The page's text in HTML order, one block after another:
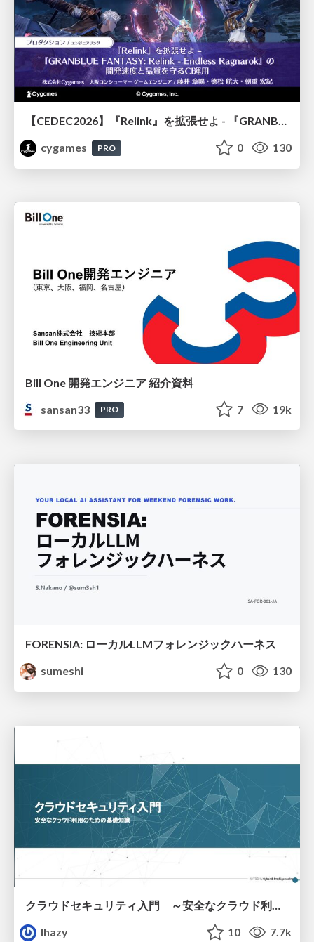
【CEDEC2026】『Relink』を拡張せよ - 『GRANBLUE FANTASY: Relink - Endless Ragnarok』の開発速度と品質を守るCI運用
cygames
PRO 0 130
Bill One 開発エンジニア 紹介資料
sansan33
PRO 7 19k
FORENSIA: ローカルLLMフォレンジックハーネス
sumeshi
0 130
クラウドセキュリティ入門 ～安全なクラウド利用のための基礎知識～
lhazy
10 7.7k